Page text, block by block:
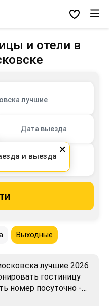
Избранное
и отели в
лучшие
Дата выезда
Выходные
лучшие 2026
гостиницу
номер посуточно -
цены, отзывы,
×
и выезда